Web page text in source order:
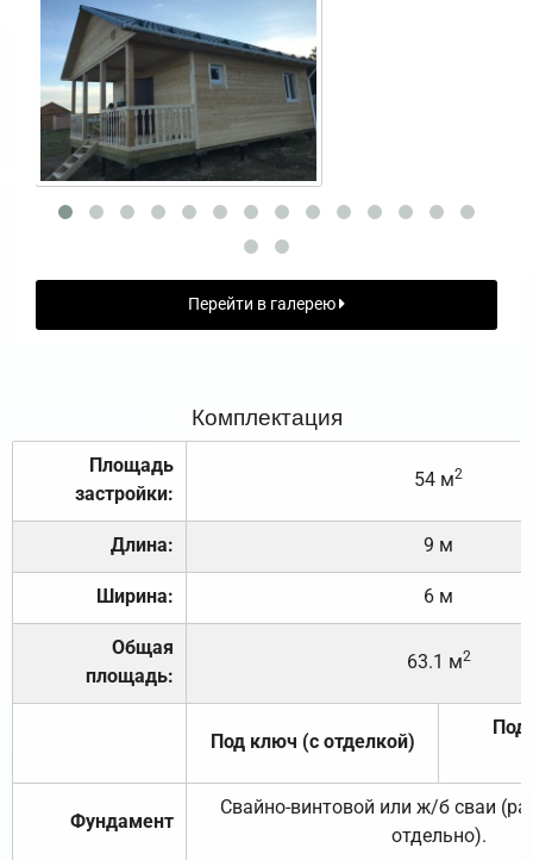
Перейти в галерею
Комплектация
Площадь
застройки:
54 м2
Длина: 9 м
Ширина: 6 м
Общая
площадь:
63.1 м2
Под ключ (с отделкой)
Под
Фундамент
Свайно-винтовой или ж/б сваи
отдельно).